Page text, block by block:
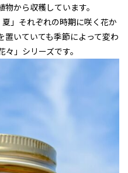
から収穫しています。
夏」それぞれの時期に咲く花か
置いていても季節によって変わ
」シリーズです。